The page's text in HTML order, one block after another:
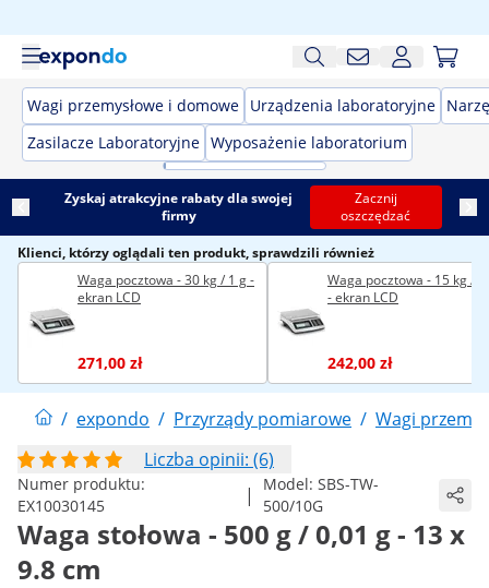
Wagi przemysłowe i domowe Urządzenia laboratoryjne
Zasilacze Laboratoryjne Wyposażenie laboratorium
Zyskaj atrakcyjne rabaty dla swojej
firmy
Zacznij
oszczędzać
Klienci, którzy oglądali ten produkt, sprawdzili również
Waga pocztowa - 30 kg / 1 g -
ekran LCD
271,00 zł
Waga pocztowa - 15 kg /
- ekran LCD
242,00 zł
/ expondo / Przyrządy pomiarowe / Wagi
Liczba opinii: (6)
Numer produktu:
EX10030145
| Model:SBS-TW-
500/10G
Waga stołowa - 500 g / 0,01 g - 13 x
9.8 cm